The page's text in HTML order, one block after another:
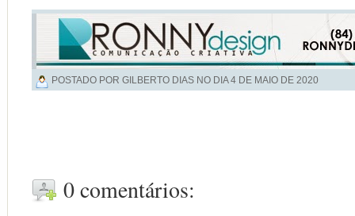
POSTADO POR GILBERTO DIAS NO DIA4 DE MAIO DE 2020
0 comentários: